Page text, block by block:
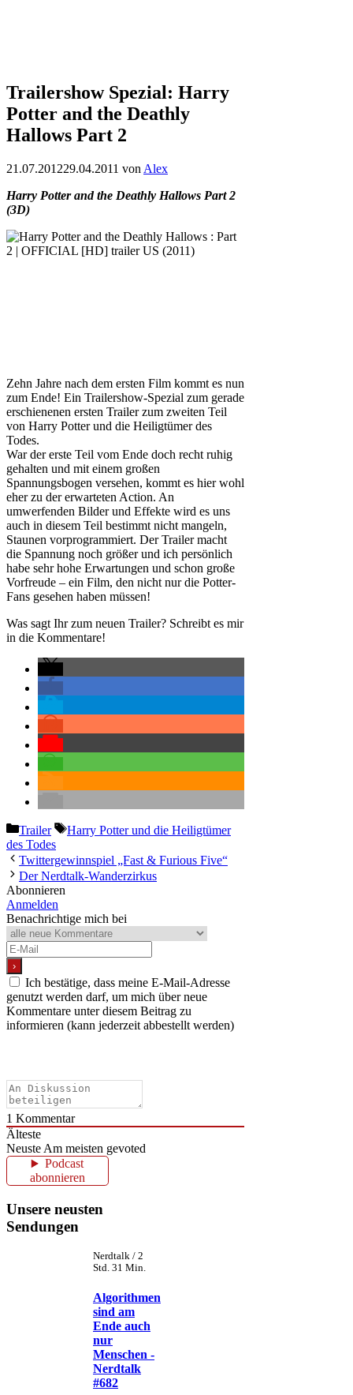
Trailershow Spezial: Harry
Potter and the Deathly
Hallows Part 2
21.07.201229.04.2011 von Alex
Harry Potter and the Deathly Hallows Part 2
(3D)
Zehn Jahre nach dem ersten Film kommt es nun
zum Ende! Ein Trailershow-Spezial zum gerade
erschienenen ersten Trailer zum zweiten Teil
von Harry Potter und die Heiligtümer des
Todes.
War der erste Teil vom Ende doch recht ruhig
gehalten und mit einem großen
Spannungsbogen versehen, kommt es hier wohl
eher zu der erwarteten Action. An
umwerfenden Bilder und Effekte wird es uns
auch in diesem Teil bestimmt nicht mangeln,
Staunen vorprogrammiert. Der Trailer macht
die Spannung noch größer und ich persönlich
habe sehr hohe Erwartungen und schon große
Vorfreude – ein Film, den nicht nur die Potter-
Fans gesehen haben müssen!
Was sagt Ihr zum neuen Trailer? Schreibt es mir
in die Kommentare!
Kategorien
Trailer Schlagwörter
Harry Potter und die Heiligtümer
des Todes
Twittergewinnspiel „Fast & Furious Five“
Der Nerdtalk-Wanderzirkus
Abonnieren
Anmelden
Benachrichtige mich bei
Ich bestätige, dass meine E-Mail-Adresse
genutzt werden darf, um mich über neue
Kommentare unter diesem Beitrag zu
informieren (kann jederzeit abbestellt werden)
1 Kommentar
Älteste
Neuste Am meisten gevoted
Podcast
abonnieren
Unsere neusten
Sendungen
Nerdtalk / 2
Std. 31 Min.
Algorithmen
sind am
Ende auch
nur
Menschen -
Nerdtalk
#682